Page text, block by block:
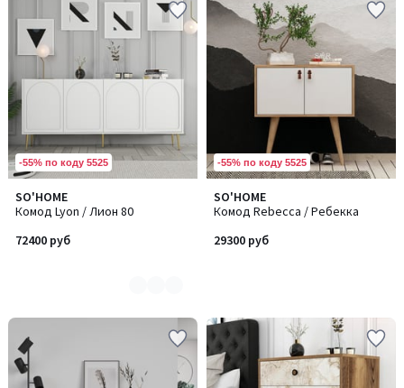
-55% по коду 5525
SO'HOME
Комод Lyon / Лион 80
72400 руб
Количество
цветов:
2
-55% по коду 5525
SO'HOME
Комод Rebecca / Ребекка
29300 руб